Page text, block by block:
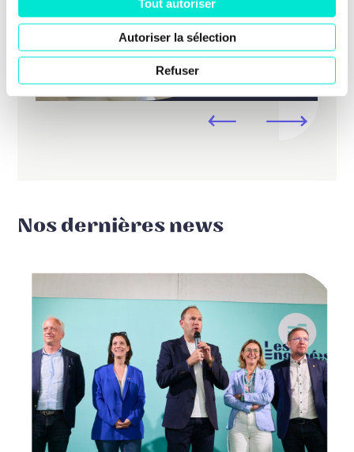
Tout autoriser
Autoriser la sélection
Refuser
Nos dernières news